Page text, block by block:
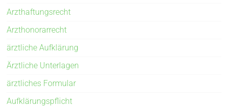
Arzthaftungsrecht
Arzthonorarrecht
ärztliche Aufklärung
Ärztliche Unterlagen
ärztliches Formular
Aufklärungspflicht